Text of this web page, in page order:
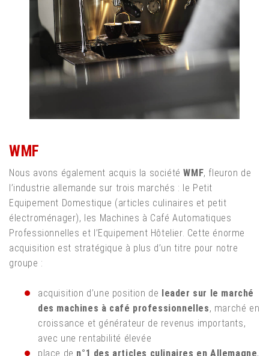
WMF
Nous avons également acquis la sociétéWMF, fleuron de
l’industrie allemande sur trois marchés : le Petit
Equipement Domestique (articles culinaires et petit
électroménager), les Machines à Café Automatiques
Professionnelles et l’Equipement Hôtelier. Cette énorme
acquisition est stratégique à plus d’un titre pour notre
groupe :
acquisition d’une position de leader sur le marché
des machines à café professionnelles, marché en
croissance et générateur de revenus importants,
avec une rentabilité élevée
place de n°1 des articles culinaires en Allemagne,